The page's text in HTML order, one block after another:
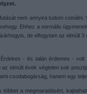
nem annyira tudom
Ehhez a normális
de elfogytam az elmúlt
- és talán érdemes - volt
elmúlt évek végtelen sok
csodabogárság, hanem egy
többet a megmaradásért,